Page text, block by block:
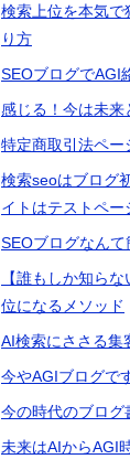
検索上位を本気で
り方
SEOブログでAGI
感じる！今は未来
特定商取引法ペー
検索seoはブログ
イトはテストペー
SEOブログなんて
【誰もしか知ら
位になるメソッド
AI検索にささる集
今やAGIブログで
今の時代のブログ
未来はAIからAGI